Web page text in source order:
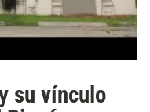
su vínculo